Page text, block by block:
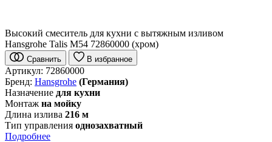
Высокий смеситель для кухни с вытяжным изливом
Hansgrohe Talis M54 72860000 (хром)
Сравнить В избранное
Артикул: 72860000
Бренд: Hansgrohe (Германия)
Назначение для кухни
Монтаж на мойку
Длина излива 216 м
Тип управления однозахватный
Подробнее